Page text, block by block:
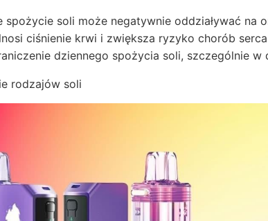
spożycie soli może negatywnie oddziaływać na
ciśnienie krwi i zwiększa ryzyko chorób
dziennego spożycia soli, szczególnie
rodzajów soli